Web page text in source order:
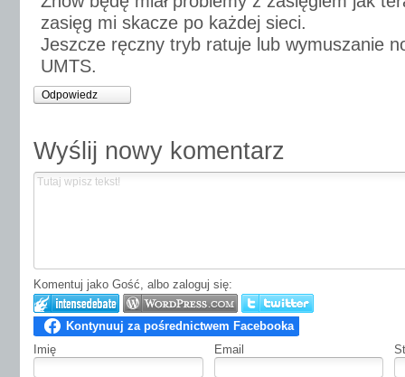
zasięg mi skacze po każdej sieci.
Jeszcze ręczny tryb ratuje lub wymuszanie
UMTS.
Odpowiedz
Wyślij nowy komentarz
Komentuj jako Gość, albo zaloguj się:
Imię Email